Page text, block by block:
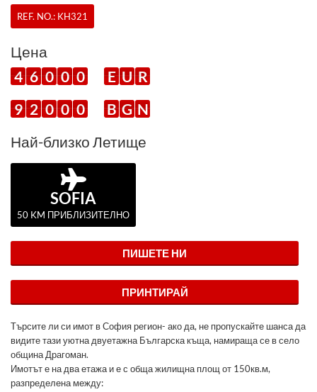
REF. NO.: KH321
Цена
4 6 0 0 0 E U R
9 2 0 0 0 B G N
Най-близко Летище
SOFIA
50 KM ПРИБЛИЗИТЕЛНО
ПИШЕТЕ НИ
ПРИНТИРАЙ
Tърсите ли си имот в София регион- ако да, не пропускайте шанса да
видите тази уютна двуетажна Българска къща, намираща се в село
община Драгоман.
Имотът е на два етажа и е с обща жилищна площ от 150кв.м,
разпределена между: